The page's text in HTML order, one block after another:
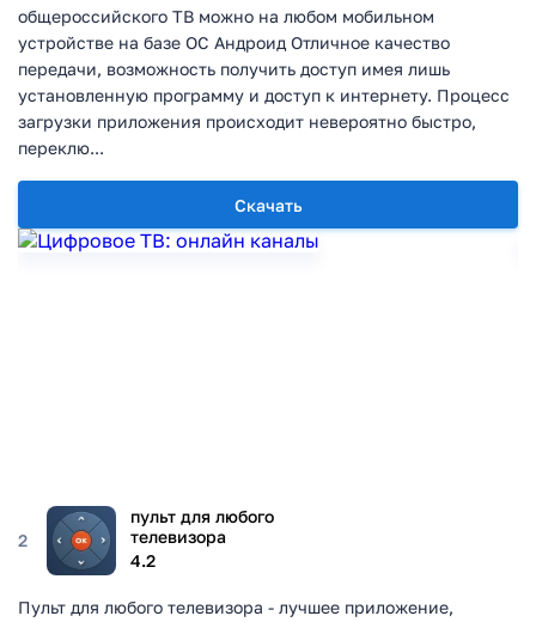
Скачать
общероссийского ТВ можно на любом мобильном
устройстве на базе ОС Андроид Отличное качество
передачи, возможность получить доступ имея лишь
установленную программу и доступ к интернету. Процесс
загрузки приложения происходит невероятно быстро,
переклю...
2
пульт для любого
телевизора
4.2
Пульт для любого телевизора - лучшее приложение,